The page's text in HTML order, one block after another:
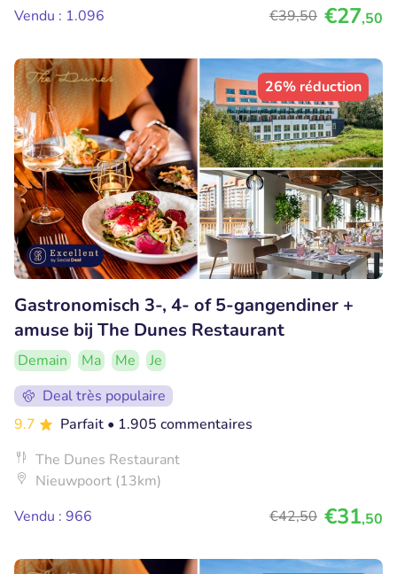
Vendu : 1.096
€39,50 €27,50
26% réduction
Gastronomisch 3-, 4- of 5-gangendiner +
amuse bij The Dunes Restaurant
Demain Ma Me
Je
Deal très populaire
9.7
Parfait • 1.905 commentaires
The Dunes Restaurant
Nieuwpoort (13km)
Vendu : 966
€42,50 €31,50